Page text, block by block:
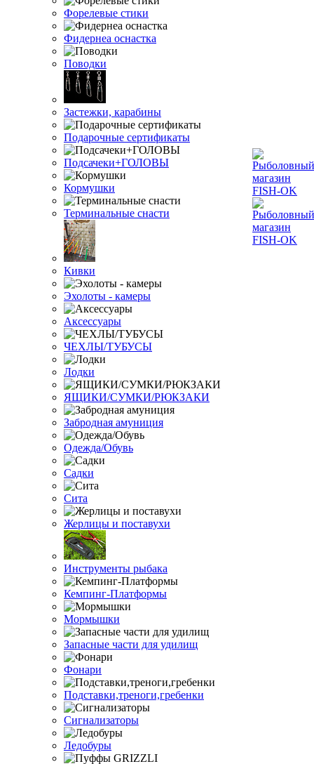
Форелевые стики
Фидернеа оснастка
Поводки
Застежки, карабины
Подарочные сертификаты
Подсачеки+ГОЛОВЫ
Кормушки
Терминальные снасти
Кивки
Эхолоты - камеры
Аксессуары
ЧЕХЛЫ/ТУБУСЫ
Лодки
ЯЩИКИ/СУМКИ/РЮКЗАКИ
Забродная амуниция
Одежда/Обувь
Садки
Сита
Жерлицы и поставухи
Инструменты рыбака
Кемпинг-Платформы
Мормышки
Запасные части для удилищ
Фонари
Подставки,треноги,гребенки
Сигнализаторы
Ледобуры